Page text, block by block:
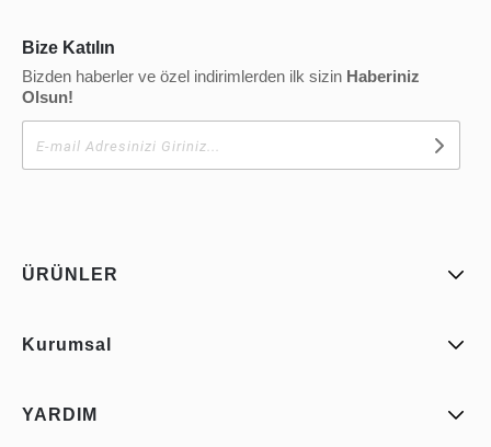
Bize Katılın
Bizden haberler ve özel indirimlerden ilk sizin Haberiniz
Olsun!
ÜRÜNLER
Kurumsal
YARDIM